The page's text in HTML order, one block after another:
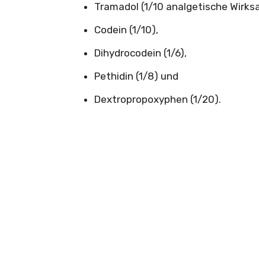
Tramadol (1/10 analgetische
Codein (1/10),
Dihydrocodein (1/6),
Pethidin (1/8) und
Dextropropoxyphen (1/20).